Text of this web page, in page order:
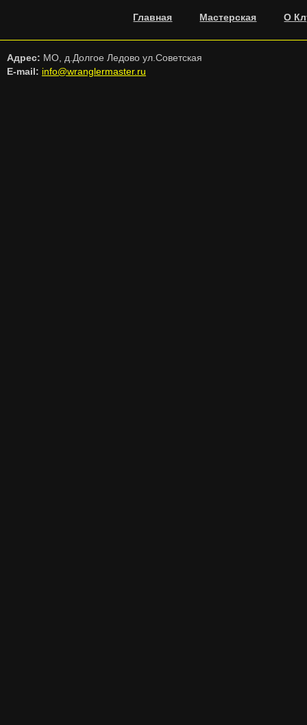
Главная Мастерская О
Адрес: МО, д.Долгое Ледово ул.Советская
E-mail: info@wranglermaster.ru